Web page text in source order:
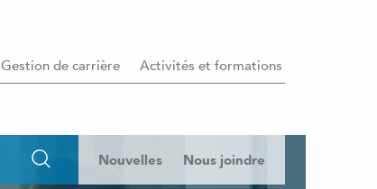
Gestion de carrière Activités et formations
Nouvelles Nous joindre